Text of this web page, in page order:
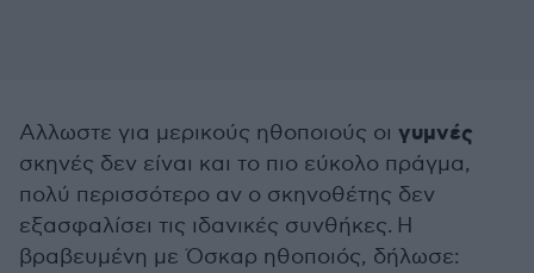
Αλλωστε για μερικούς ηθοποιούς οι γυμνές
σκηνές δεν είναι και το πιο εύκολο πράγμα,
πολύ περισσότερο αν ο σκηνοθέτης δεν
εξασφαλίσει τις ιδανικές συνθήκες. H
βραβευμένη με Όσκαρ ηθοποιός, δήλωσε: